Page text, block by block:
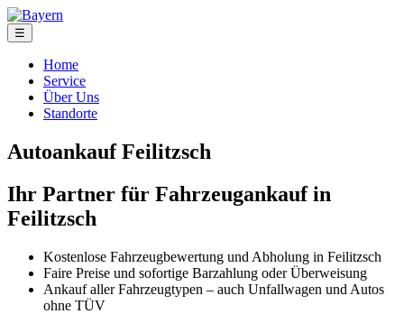
☰
Home
Service
Über Uns
Standorte
Autoankauf Feilitzsch
Ihr Partner für Fahrzeugankauf in
Feilitzsch
Kostenlose Fahrzeugbewertung und Abholung in Feilitzsch
Faire Preise und sofortige Barzahlung oder Überweisung
Ankauf aller Fahrzeugtypen – auch Unfallwagen und Autos
ohne TÜV